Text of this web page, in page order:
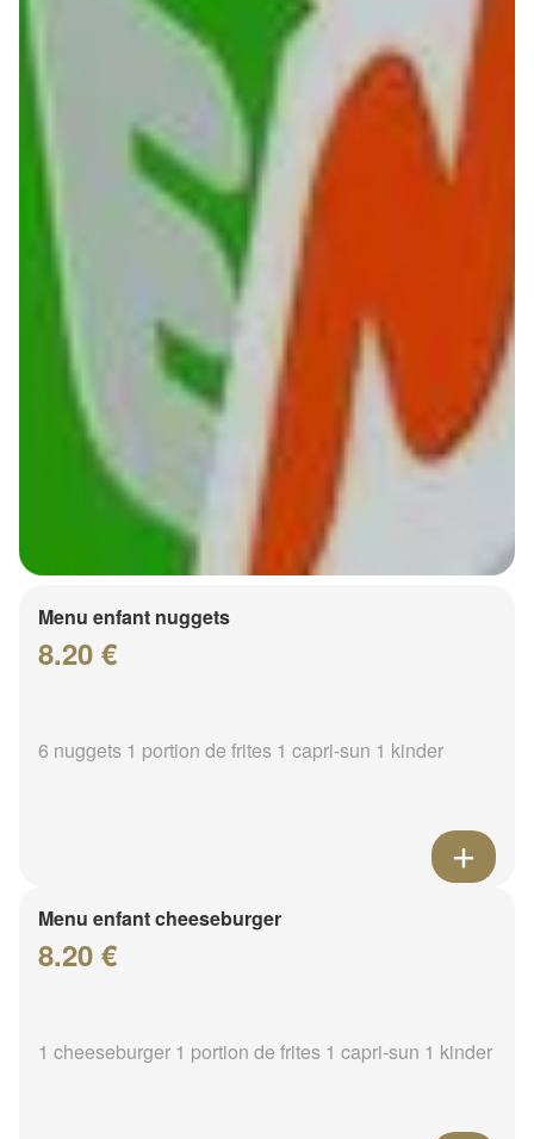
Menu enfant nuggets
8.20 €
6 nuggets 1 portion de frites 1 capri-sun 1 kinder
Menu enfant cheeseburger
8.20 €
1 cheeseburger 1 portion de frites 1 capri-sun 1 kinder